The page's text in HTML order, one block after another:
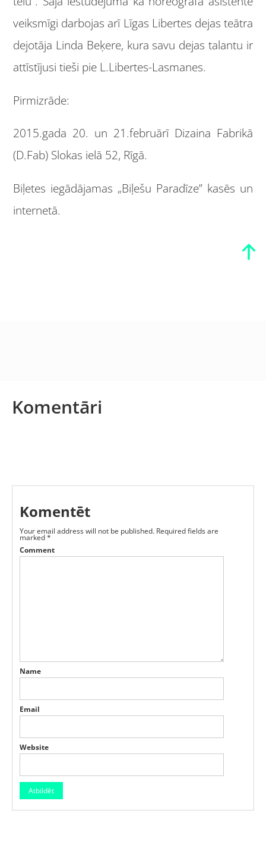
veiksmīgi darbojas arī Līgas Libertes dejas teātra
dejotāja Linda Beķere, kura savu dejas talantu ir
attīstījusi tieši pie L.Libertes-Lasmanes.
Pirmizrāde:
2015.gada 20. un 21.februārī Dizaina Fabrikā
(D.Fab) Slokas ielā 52, Rīgā.
Biļetes iegādājamas „Biļešu Paradīze” kasēs un
internetā.
Komentāri
Komentēt
Your email address will not be published. Required fields are
marked*
Comment
Name
Email
Website